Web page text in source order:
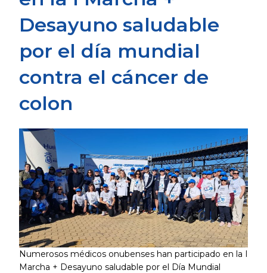
Desayuno saludable
por el día mundial
contra el cáncer de
colon
Numerosos médicos onubenses han participado en la I
Marcha + Desayuno saludable por el Día Mundial